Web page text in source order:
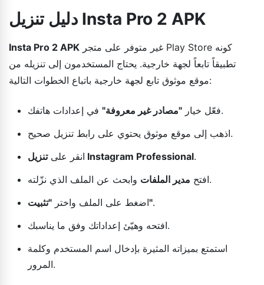
دليل تنزيل Insta Pro 2 APK
Insta Pro 2 APK
تطبيقاً تابعاً لجهة خارجية. يحتاج المستخدمون إلى تنزيله من
موقع موثوق تابع لجهة خارجية باتباع الخطوات التالية:
فعّل خيار "مصادر غير معروفة"
في إعدادات هاتفك.
اذهب إلى موقع موثوق يحتوي على رابط تنزيل صحيح.
انقر على تنزيل Instagram Professional.
افتح مدير الملفات
وابحث عن الملف الذي نزّلته.
اضغط على الملف واختر"تثبيت".
افتحه وهيّئ إعداداتك وفق ما يناسبك.
استمتع بميزاته المثيرة بإدخال اسم المستخدم وكلمة
المرور.